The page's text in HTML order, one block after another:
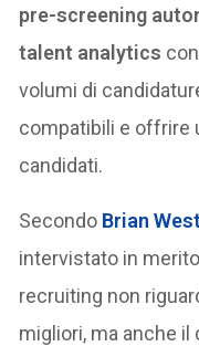
pre-screening
talent analytics
volumi di
compatibili e offrire
candidati.
Secondo Brian
intervistato in
recruiting non
migliori, ma anche